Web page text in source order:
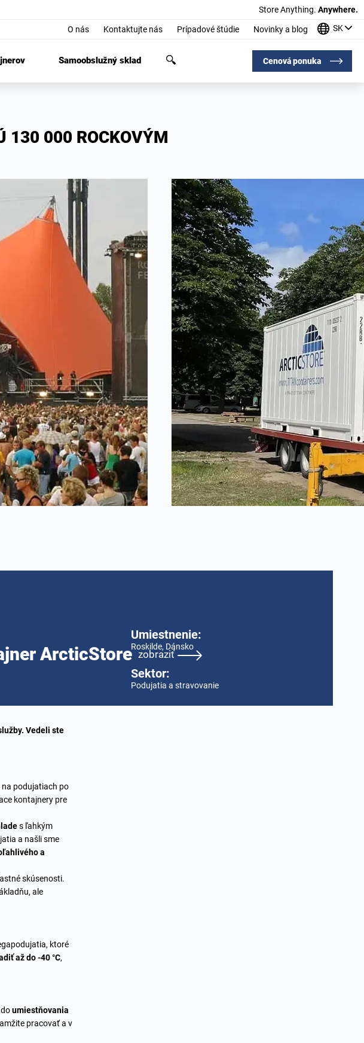
Store Anything. Anywhere.
O nás Kontaktujte nás Prípadové štúdie Novinky a blog SK
Samoobslužný sklad Cenová ponuka
130 000 ROCKOVÝM
ArcticStore zobraziť
Umiestnenie:
Roskilde, Dánsko
Sektor:
Podujatia a stravovanie
Vedeli ste
na podujatiach po
kontajnery pre
s ľahkým
a našli sme
a
skúsenosti.
ale
ktoré
až do -40 °C,
umiestňovania
pracovať a v